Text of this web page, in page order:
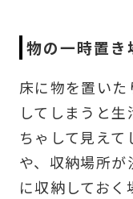
物の一時置き
床に物を置いた
してしまうと
ちゃして見え
や、収納場所が
に収納しておく